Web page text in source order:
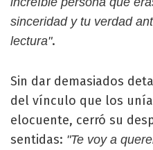
sinceridad y tu verdad
lectura".
Sin dar demasiados
del vínculo que los
elocuente, cerró su
sentidas: "Te voy a